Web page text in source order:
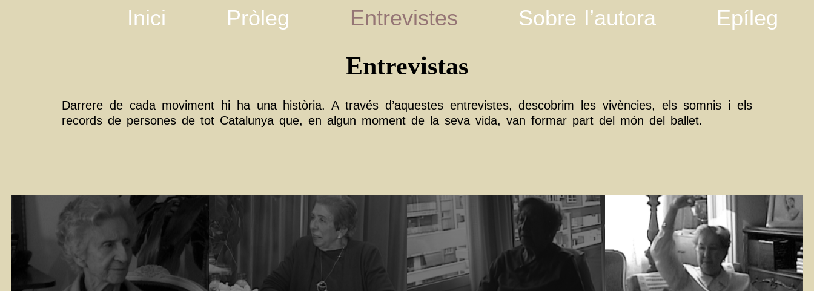
Inici Pròleg Entrevistes Sobre l’autora Epíleg
Entrevistas
Darrere de cada moviment hi ha una història. A través d’aquestes entrevistes, descobrim les vivències, els somnis i els
records de persones de tot Catalunya que, en algun moment de la seva vida, van formar part del món del ballet.